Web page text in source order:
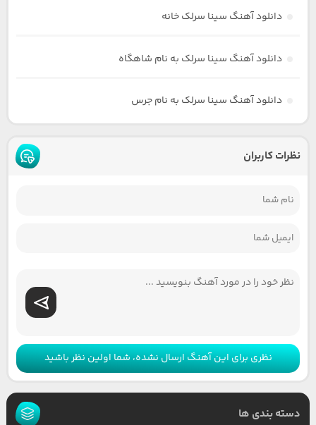
دانلود آهنگ سینا سرلک خانه
دانلود آهنگ سینا سرلک به نام شاهگاه
دانلود آهنگ سینا سرلک به نام جرس
نظرات کاربران
نظری برای این آهنگ ارسال نشده، شما اولین نظر باشید
دسته بندی ها